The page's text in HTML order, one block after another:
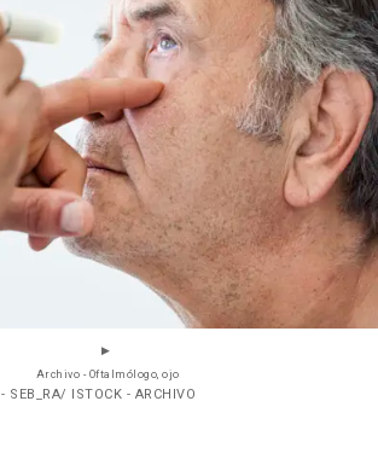
Archivo - Oftalmólogo, ojo
- SEB_RA/ ISTOCK - ARCHIVO